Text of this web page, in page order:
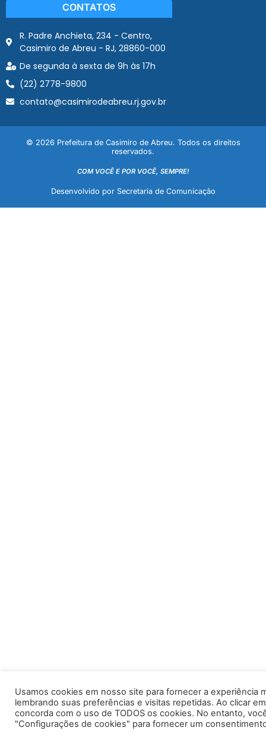
CONTATOS
R. Padre Anchieta, 234 - Centro,
Casimiro de Abreu - RJ, 28860-000
De segunda à sexta de 9h às 17h
(22) 2778-9800
contato@casimirodeabreu.rj.gov.br
© 2026 Prefeitura de Casimiro de Abreu. Todos os direitos
reservados.
COM VOCÊ E POR VOCÊ, SEMPRE!
Desenvolvido por Secretaria de Comunicação
Usamos cookies em nosso site para fornecer a experiência
lembrando suas preferências e visitas repetidas. Ao clicar
concorda com o uso de TODOS os cookies. No entanto,
"Configurações de cookies" para fornecer um